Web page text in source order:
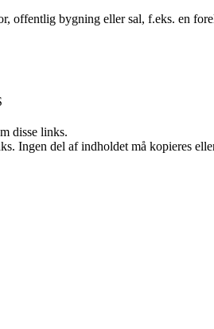
offentlig bygning eller sal, f.eks. en
disse links.
Ingen del af indholdet må kopieres